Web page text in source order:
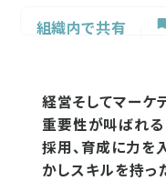
組織内で共有
経営そしてマーケ
重要性が叫ばれる
採用、育成に力を
かしスキルを持